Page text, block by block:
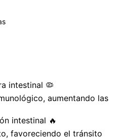
intestinal 🦠
aumentando las
intestinal 🔥
favoreciendo el tránsito